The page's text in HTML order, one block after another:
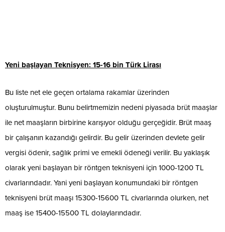
Yeni başlayan Teknisyen: 15-16 bin Türk Lirası
Bu liste net ele geçen ortalama rakamlar üzerinden
oluşturulmuştur. Bunu belirtmemizin nedeni piyasada brüt maaşlar
ile net maaşların birbirine karışıyor olduğu gerçeğidir. Brüt maaş
bir çalışanın kazandığı gelirdir. Bu gelir üzerinden devlete gelir
vergisi ödenir, sağlık primi ve emekli ödeneği verilir. Bu yaklaşık
olarak yeni başlayan bir röntgen teknisyeni için 1000-1200 TL
civarlarındadır. Yani yeni başlayan konumundaki bir röntgen
teknisyeni brüt maaşı 15300-15600 TL civarlarında olurken, net
maaş ise 15400-15500 TL dolaylarındadır.